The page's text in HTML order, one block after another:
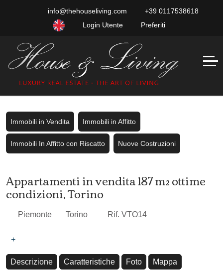
info@thehouseliving.com
+39 0117538618
Login Utente
Preferiti
Immobili in Vendita Immobili in Affitto
Immobili In Affitto con Riscatto Nuove Costruzioni
Appartamenti in vendita 187 m² ottime
condizioni, Torino
Piemonte Torino Rif. VTO14
+
Descrizione Caratteristiche Foto Mappa